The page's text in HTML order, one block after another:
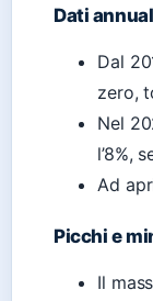
Dati
Dal
zero,
Nel
l’8%,
Ad
Picchi e
Il